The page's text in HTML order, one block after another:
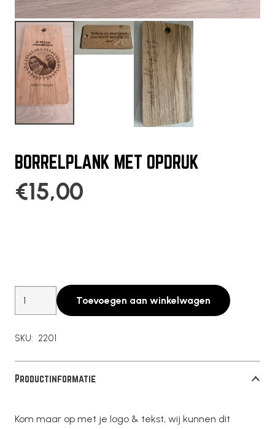
BORRELPLANK MET OPDRUK
€15,00
Borrelplank
Toevoegen aan winkelwagen
SKU: 2201
Productinformatie
Kom maar op met je logo & tekst, wij kunnen dit